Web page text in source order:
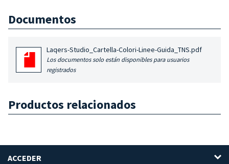
Documentos
Laqers-Studio_Cartella-Colori-Linee-Guida_TNS.pdf
Los documentos solo están disponibles para usuarios
registrados
Productos relacionados
ACCEDER